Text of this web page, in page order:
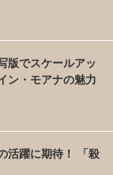
版でスケールアッ
ン・モアナの魅力
活躍に期待！ 「殺